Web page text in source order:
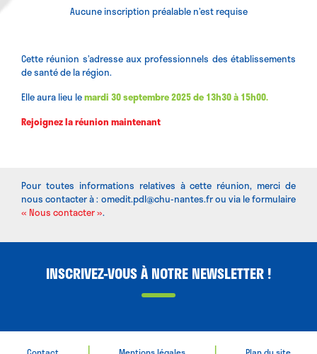
Aucune inscription préalable n’est requise
Cette réunion s’adresse aux professionnels des établissements
de santé de la région.
Elle aura lieu lemardi 30 septembre 2025 de 13h30 à 15h00.
Rejoignez la réunion maintenant
Pour toutes informations relatives à cette réunion, merci de
nous contacter à : omedit.pdl@chu-nantes.fr ou via le formulaire
« Nous contacter ».
INSCRIVEZ-VOUS À NOTRE NEWSLETTER !
| |